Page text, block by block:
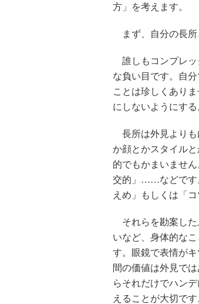
方」を考えます。
まず、自分の長所
誰しもコンプレッ
な負い目です。自
ことは珍しくあり
にしないようにす
長所は外見よりも
か顔とかスタイル
的でもかまいませ
交的」……などです
えめ」もしくは「
それらを勘案した
いなど、身体的な
す。眼鏡で表情が
間の価値は外見で
らそれだけでハン
えることが大切です